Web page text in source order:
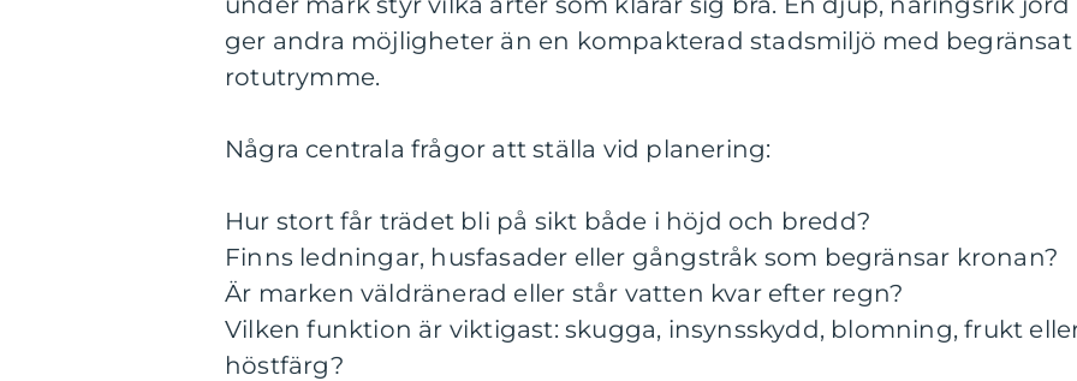
ger andra möjligheter än en kompakterad stadsmiljö med begränsat
rotutrymme.
Några centrala frågor att ställa vid planering:
Hur stort får trädet bli på sikt både i höjd och bredd?
Finns ledningar, husfasader eller gångstråk som begränsar kronan?
Är marken väldränerad eller står vatten kvar efter regn?
Vilken funktion är viktigast: skugga, insynsskydd, blomning, frukt
höstfärg?